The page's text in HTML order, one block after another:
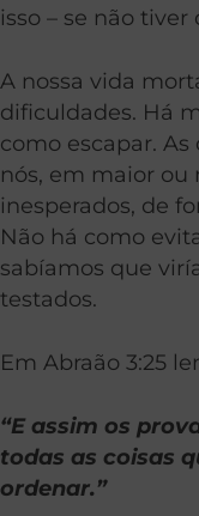
isso – se não
A nossa vida
dificuldades. Há
como escapar.
nós, em maior
inesperados, de
Não há como
sabíamos que
testados.
Em Abraão 3:25
“E assim os
todas as coisas
ordenar.”